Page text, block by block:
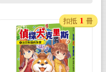
扣抵 1 冊